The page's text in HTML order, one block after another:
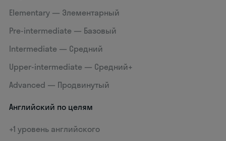
Elementary — Элементарный
Pre-intermediate — Базовый
Intermediate — Средний
Upper-intermediate — Средний+
Advanced — Продвинутый
Английский по целям
+1 уровень английского